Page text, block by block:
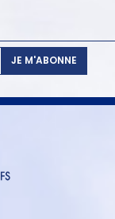
JE M'ABONNE